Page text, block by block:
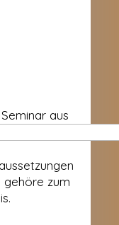
aus
gehöre zum